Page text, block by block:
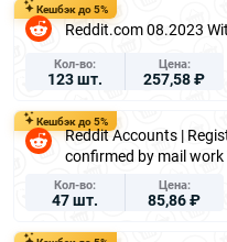
Кешбэк до 5%
Reddit.com 08.2023
Кол-во
123 шт.
Цена
257,58 ₽
Кешбэк до 5%
Reddit Accounts |
confirmed by mail work
Кол-во
47 шт.
Цена
85,86 ₽